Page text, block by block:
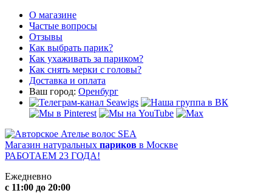
О магазине
Частые вопросы
Отзывы
Как выбрать парик?
Как ухаживать за париком?
Как снять мерки с головы?
Доставка и оплата
Ваш город: Оренбург
Магазин натуральных париков в Москве
РАБОТАЕМ 23 ГОДА!
Ежедневно
с 11:00 до 20:00